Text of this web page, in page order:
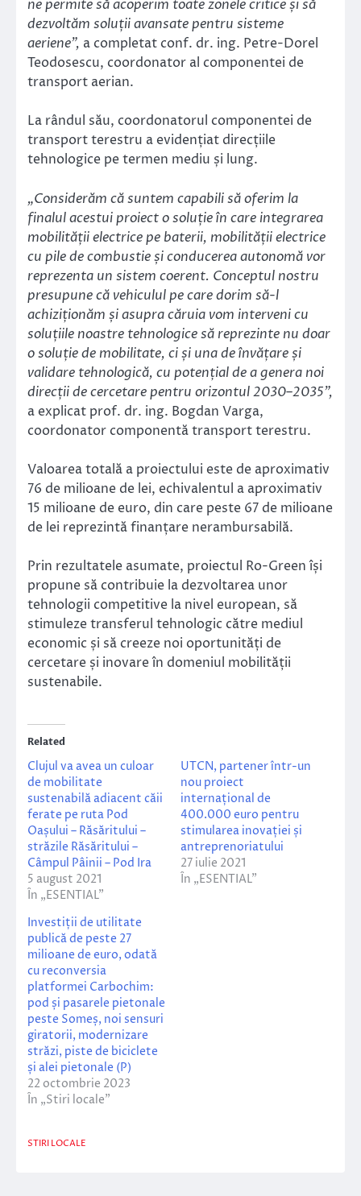
ne permite să acoperim toate zonele critice și să
dezvoltăm soluții avansate pentru sisteme
aeriene”, a completat conf. dr. ing. Petre-Dorel
Teodosescu, coordonator al componentei de
transport aerian.
La rândul său, coordonatorul componentei de
transport terestru a evidențiat direcțiile
tehnologice pe termen mediu și lung.
„Considerăm că suntem capabili să oferim la
finalul acestui proiect o soluție în care integrarea
mobilității electrice pe baterii, mobilității electrice
cu pile de combustie și conducerea autonomă vor
reprezenta un sistem coerent. Conceptul nostru
presupune că vehiculul pe care dorim să-l
achiziționăm și asupra căruia vom interveni cu
soluțiile noastre tehnologice să reprezinte nu doar
o soluție de mobilitate, ci și una de învățare și
validare tehnologică, cu potențial de a genera noi
direcții de cercetare pentru orizontul 2030–2035”,
a explicat prof. dr. ing. Bogdan Varga,
coordonator componentă transport terestru.
Valoarea totală a proiectului este de aproximativ
76 de milioane de lei, echivalentul a aproximativ
15 milioane de euro, din care peste 67 de milioane
de lei reprezintă finanțare nerambursabilă.
Prin rezultatele asumate, proiectul Ro-Green își
propune să contribuie la dezvoltarea unor
tehnologii competitive la nivel european, să
stimuleze transferul tehnologic către mediul
economic și să creeze noi oportunități de
cercetare și inovare în domeniul mobilității
sustenabile.
Related
Clujul va avea un culoar
de mobilitate
sustenabilă adiacent căii
ferate pe ruta Pod
Oașului – Răsăritului –
străzile Răsăritului –
Câmpul Pâinii – Pod Ira
5 august 2021
În „ESENTIAL”
UTCN, partener într-un
nou proiect
internațional de
400.000 euro pentru
stimularea inovației și
antreprenoriatului
27 iulie 2021
În „ESENTIAL”
Investiții de utilitate
publică de peste 27
milioane de euro, odată
cu reconversia
platformei Carbochim:
pod și pasarele pietonale
peste Someș, noi sensuri
giratorii, modernizare
străzi, piste de biciclete
și alei pietonale (P)
22 octombrie 2023
În „Stiri locale”
STIRI LOCALE